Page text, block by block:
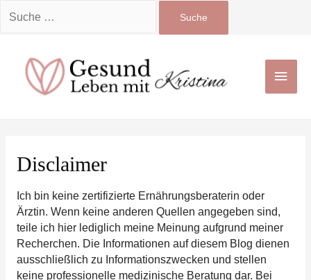
nach:
springen
Disclaimer
Ich bin keine zertifizierte Ernährungsberaterin oder
Ärztin. Wenn keine anderen Quellen angegeben sind,
teile ich hier lediglich meine Meinung aufgrund meiner
Recherchen. Die Informationen auf diesem Blog dienen
ausschließlich zu Informationszwecken und stellen
keine professionelle medizinische Beratung dar. Bei